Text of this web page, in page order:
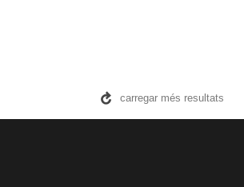
carregar més resultats